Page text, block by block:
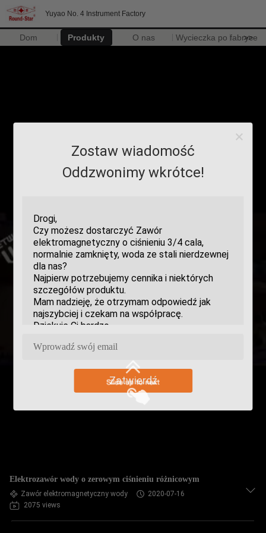
Yuyao No. 4 Instrument Factory
Dom Produkty O nas Wycieczka po fabryce
>>
Zostaw wiadomość
Oddzwonimy wkrótce!
Zatwierdź
Elektrozawór wody o zerowym ciśnieniu różnicowym
Zawór elektromagnetyczny wody
2020-07-16
2075 views